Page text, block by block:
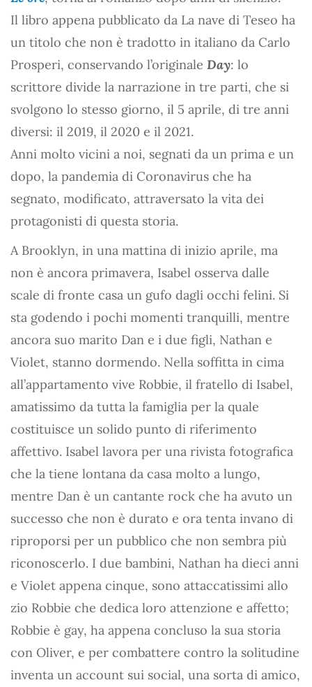
Il libro appena pubblicato da La nave di Teseo ha
un titolo che non è tradotto in italiano da Carlo
Prosperi, conservando l’originale Day: lo
scrittore divide la narrazione in tre parti, che si
svolgono lo stesso giorno, il 5 aprile, di tre anni
diversi: il 2019, il 2020 e il 2021.
Anni molto vicini a noi, segnati da un prima e un
dopo, la pandemia di Coronavirus che ha
segnato, modificato, attraversato la vita dei
protagonisti di questa storia.
A Brooklyn, in una mattina di inizio aprile, ma
non è ancora primavera, Isabel osserva dalle
scale di fronte casa un gufo dagli occhi felini. Si
sta godendo i pochi momenti tranquilli, mentre
ancora suo marito Dan e i due figli, Nathan e
Violet, stanno dormendo. Nella soffitta in cima
all’appartamento vive Robbie, il fratello di Isabel,
amatissimo da tutta la famiglia per la quale
costituisce un solido punto di riferimento
affettivo. Isabel lavora per una rivista fotografica
che la tiene lontana da casa molto a lungo,
mentre Dan è un cantante rock che ha avuto un
successo che non è durato e ora tenta invano di
riproporsi per un pubblico che non sembra più
riconoscerlo. I due bambini, Nathan ha dieci anni
e Violet appena cinque, sono attaccatissimi allo
zio Robbie che dedica loro attenzione e affetto;
Robbie è gay, ha appena concluso la sua storia
con Oliver, e per combattere contro la solitudine
inventa un account sui social, una sorta di amico,